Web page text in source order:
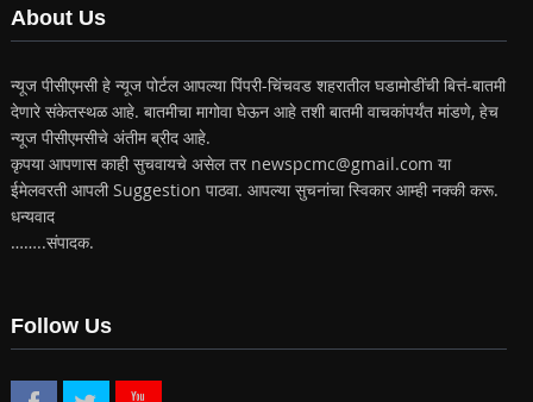
About Us
न्यूज पीसीएमसी हे न्यूज पोर्टल आपल्या पिंपरी-चिंचवड शहरातील घडामोडींची बित्तं-बातमी
देणारे संकेतस्थळ आहे. बातमीचा मागोवा घेऊन आहे तशी बातमी वाचकांपर्यंत मांडणे, हेच
न्यूज पीसीएमसीचे अंतीम ब्रीद आहे.
कृपया आपणास काही सुचवायचे असेल तर newspcmc@gmail.com या
ईमेलवरती आपली Suggestion पाठवा. आपल्या सुचनांचा स्विकार आम्ही नक्की करू.
धन्यवाद
……..संपादक.
Follow Us